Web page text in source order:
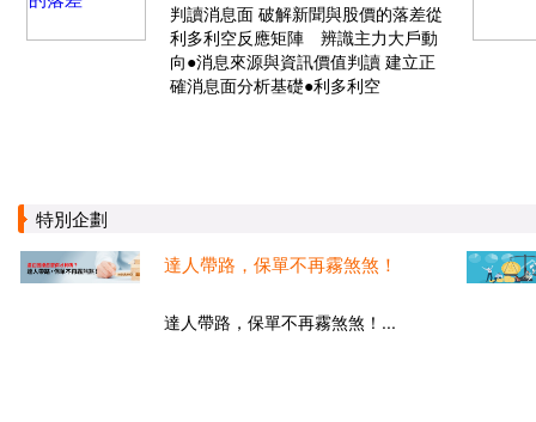
判讀消息面 破解新聞與股價的落差從
利多利空反應矩陣 辨識主力大戶動
向●消息來源與資訊價值判讀 建立正
確消息面分析基礎●利多利空
特別企劃
達人帶路，保單不再霧煞煞！
達人帶路，保單不再霧煞煞！...